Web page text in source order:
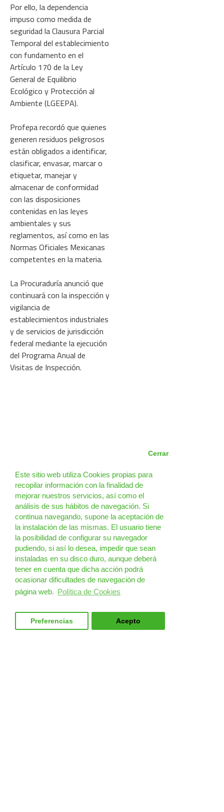
Este sitio web utiliza Cookies propias para
recopilar información con la finalidad de
mejorar nuestros servicios, así como el
análisis de sus hábitos de navegación. Si
continua navegando, supone la aceptación de
la instalación de las mismas. El usuario tiene
la posibilidad de configurar su navegador
pudiendo, si así lo desea, impedir que sean
instaladas en su disco duro, aunque deberá
tener en cuenta que dicha acción podrá
ocasionar dificultades de navegación de
página web. Política de Cookies
Cerrar
Preferencias Acepto
Por ello, la dependencia
impuso como medida de
seguridad la Clausura Parcial
Temporal del establecimiento
con fundamento en el
Artículo 170 de la Ley
General de Equilibrio
Ecológico y Protección al
Ambiente (LGEEPA).
Profepa recordó que quienes
generen residuos peligrosos
están obligados a identificar,
clasificar, envasar, marcar o
etiquetar, manejar y
almacenar de conformidad
con las disposiciones
contenidas en las leyes
ambientales y sus
reglamentos, así como en las
Normas Oficiales Mexicanas
competentes en la materia.
La Procuraduría anunció que
continuará con la inspección y
vigilancia de
establecimientos industriales
y de servicios de jurisdicción
federal mediante la ejecución
del Programa Anual de
Visitas de Inspección.